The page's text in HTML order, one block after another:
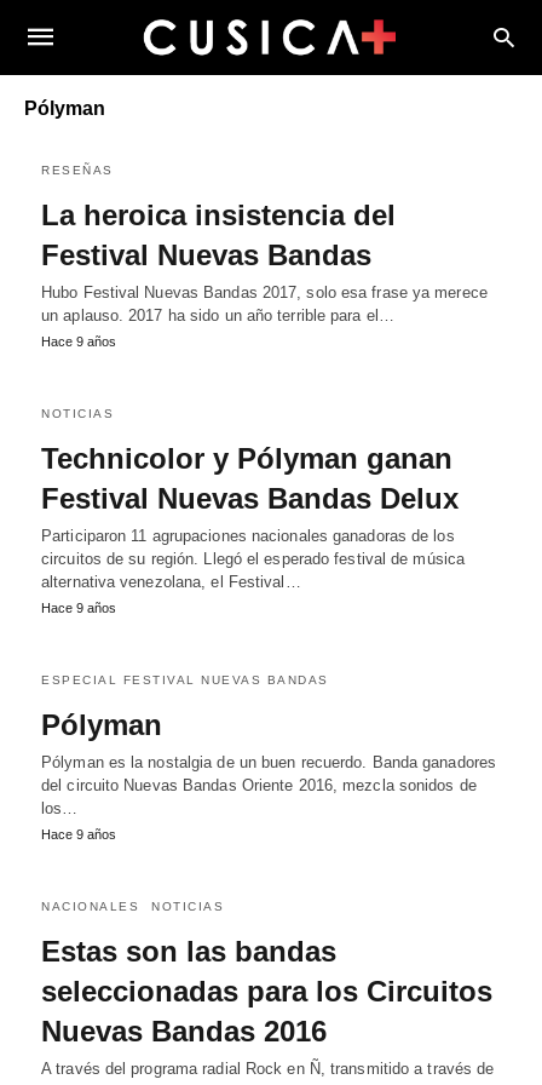
Pólyman
RESEÑAS
La heroica insistencia del
Festival Nuevas Bandas
Hubo Festival Nuevas Bandas 2017, solo esa frase ya merece
un aplauso. 2017 ha sido un año terrible para el…
Hace 9 años
NOTICIAS
Technicolor y Pólyman ganan
Festival Nuevas Bandas Delux
Participaron 11 agrupaciones nacionales ganadoras de los
circuitos de su región. Llegó el esperado festival de música
alternativa venezolana, el Festival…
Hace 9 años
ESPECIAL FESTIVAL NUEVAS BANDAS
Pólyman
Pólyman es la nostalgia de un buen recuerdo. Banda ganadores
del circuito Nuevas Bandas Oriente 2016, mezcla sonidos de
los…
Hace 9 años
NACIONALES NOTICIAS
Estas son las bandas
seleccionadas para los Circuitos
Nuevas Bandas 2016
A través del programa radial Rock en Ñ, transmitido a través de